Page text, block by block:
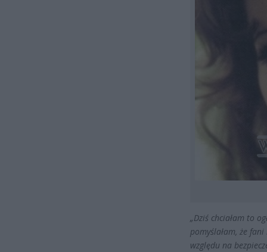
„Dziś chciałam to
pomyślałam, że
względu na